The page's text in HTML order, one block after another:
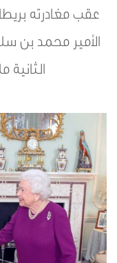
عقب مغادرته
الأمير محمد بن